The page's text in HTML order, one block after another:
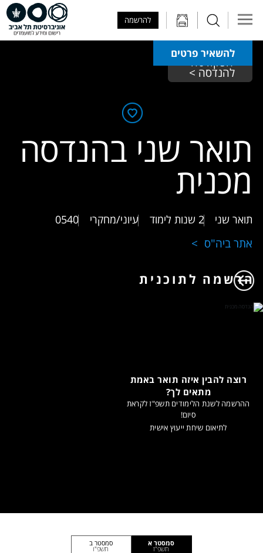
להרשמה
להשאיר פרטים
הפקולטה
להנדסה >
תואר שני בהנדסה
מכנית
תואר שני 2 שנות לימוד עיוני/מחקרי 0540
אתר ביה"ס
הרשמה לתוכנית
רוצה להבין איזה תואר באמת
מתאים לך?
ההרשמה לשנת הלימודים תשפ"ז לקראת
סיום!
לתיאום שיחת ייעוץ אישית
סמסטר א
תשפ"ז
סמסטר ב
תשפ"ו